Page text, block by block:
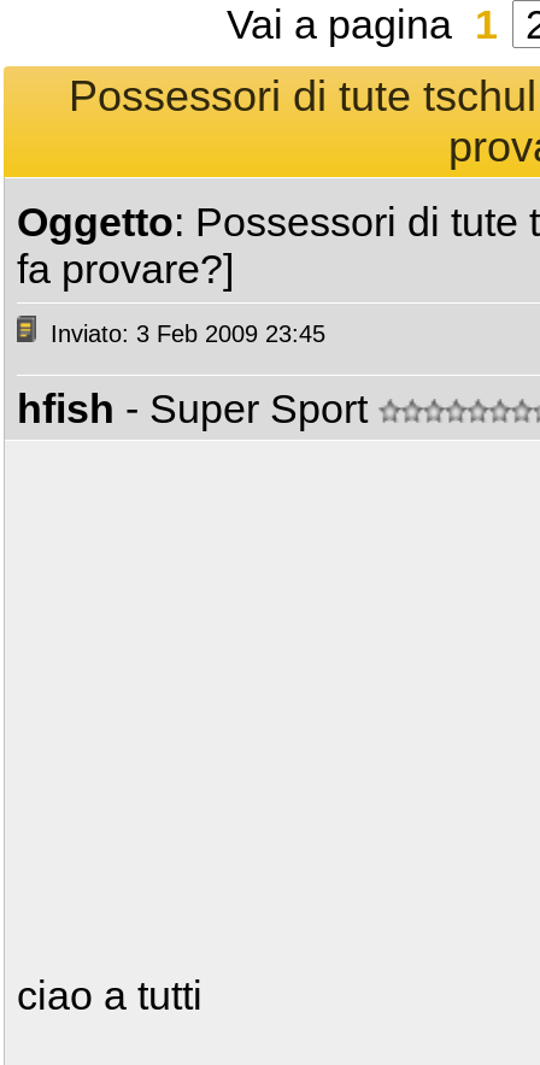
Vai a pagina 1
Possessori di tute
Oggetto: Possessori di tute
fa provare?]
Inviato: 3 Feb 2009 23:45
hfish - Super Sport
ciao a tutti